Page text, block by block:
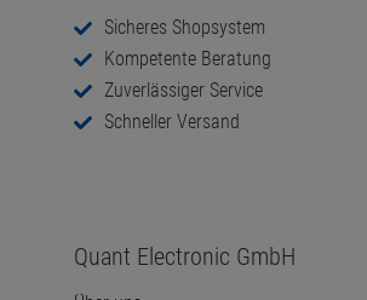
Sicheres Shopsystem
Kompetente Beratung
Zuverlässiger Service
Schneller Versand
Quant Electronic GmbH